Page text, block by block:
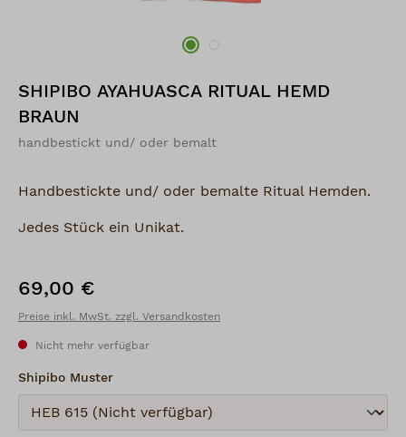
SHIPIBO AYAHUASCA RITUAL HEMD
BRAUN
handbestickt und/ oder bemalt
Handbestickte und/ oder bemalte Ritual Hemden.
Jedes Stück ein Unikat.
Regulärer Preis:
69,00 €
Preise inkl. MwSt. zzgl. Versandkosten
Nicht mehr verfügbar
Shipibo Musterauswählen